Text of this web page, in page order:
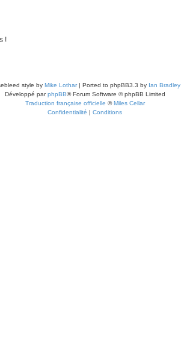
!
style by Mike Lothar| Ported to phpBB3.3 by Ian Bradley
Développé parphpBB® Forum Software © phpBB Limited
Traduction française officielle ©Miles Cellar
Confidentialité | Conditions